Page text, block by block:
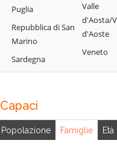
Montelepre
Montemaggiore
Belsito
Palermo
Partinico
Petralia Soprana
Trappeto
Ustica
Valledolmo
Villafrati
Puglia
Repubblica di San
Marino
Sardegna
Valle
d'Aosta/
d'Aoste
Veneto
Capaci
Popolazione Famiglie Età